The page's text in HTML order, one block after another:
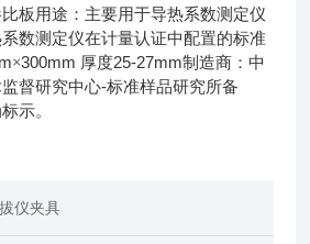
板用途：主要用于导热系数测定仪
数测定仪在计量认证中配置的标准
×300mm 厚度25-27mm制造商：中
督研究中心-标准样品研究所备
示。
仪夹具